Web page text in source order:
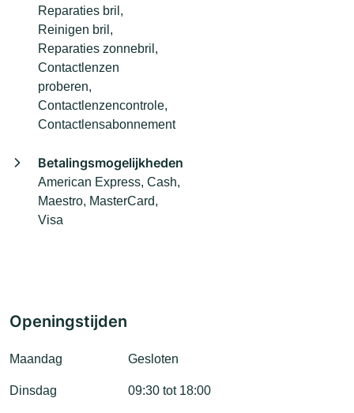
Reparaties bril,
Reinigen bril,
Reparaties zonnebril,
Contactlenzen
proberen,
Contactlenzencontrole,
Contactlensabonnement
Betalingsmogelijkheden
American Express, Cash,
Maestro, MasterCard,
Visa
Openingstijden
Maandag Gesloten
Dinsdag 09:30 tot 18:00